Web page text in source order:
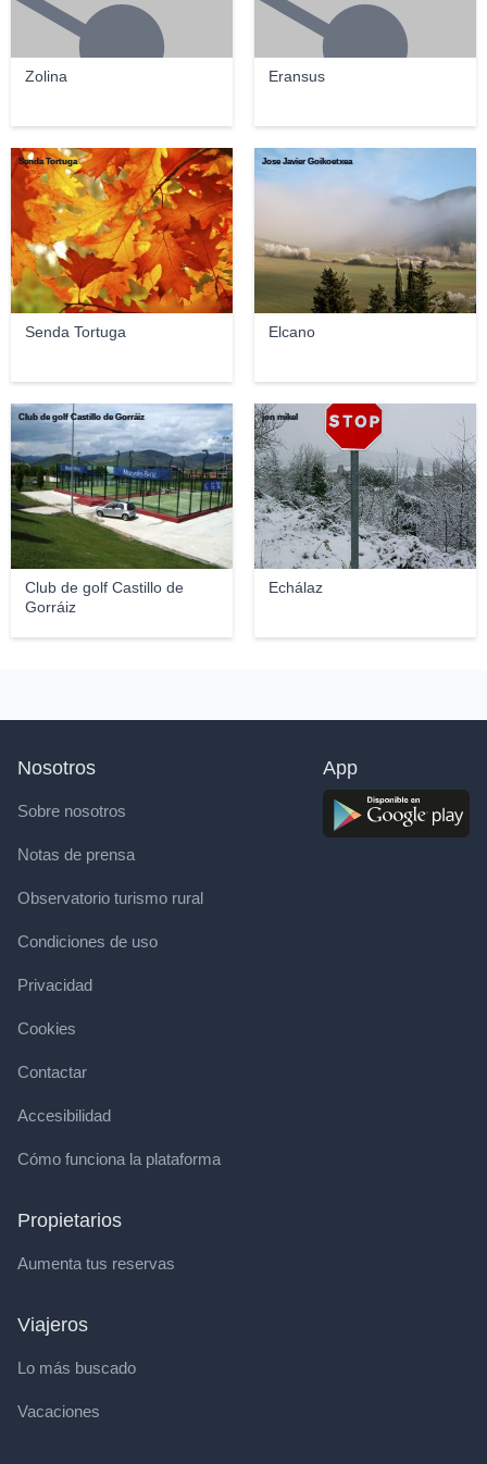
Zolina Eransus
Senda Tortuga
Senda Tortuga
Elcano
Jose Javier Goikoetxea
Club de golf Castillo de
Gorráiz
Club de golf Castillo de Gorráiz
Echálaz
jon mikel
Nosotros
Sobre nosotros
Notas de prensa
Observatorio turismo rural
Condiciones de uso
Privacidad
Cookies
Contactar
Accesibilidad
Cómo funciona la plataforma
Propietarios
Aumenta tus reservas
Viajeros
Lo más buscado
Vacaciones
App